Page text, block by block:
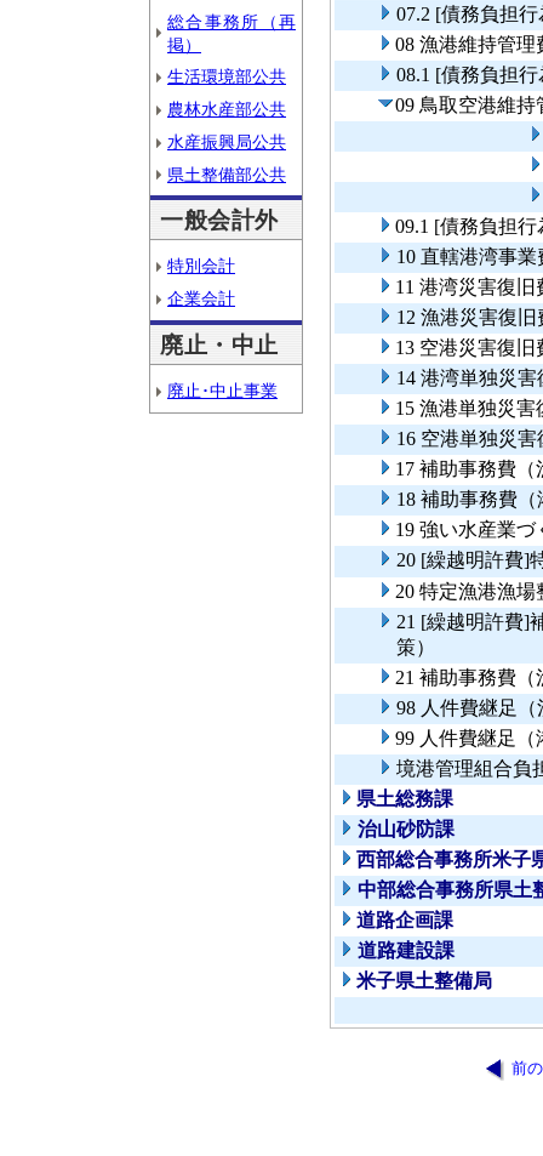
総合事務所（再
掲）
生活環境部公共
農林水産部公共
水産振興局公共
県土整備部公共
一般会計外
特別会計
企業会計
廃止・中止
廃止･中止事業
07.2 [債務負担
08 漁港維持管理
08.1 [債務負担
09 鳥取空港維持
09.1 [債務負担
10 直轄港湾事
11 港湾災害復旧
12 漁港災害復旧
13 空港災害復旧
14 港湾単独災害
15 漁港単独災害
16 空港単独災害
17 補助事務費
18 補助事務費
19 強い水産業づ
20 [繰越明許費]
20 特定漁港漁
21 [繰越明許費]
策）
21 補助事務費
98 人件費継足
99 人件費継足（
境港管理組合負
県土総務課
治山砂防課
西部総合事務所米子
中部総合事務所県土
道路企画課
道路建設課
米子県土整備局
前